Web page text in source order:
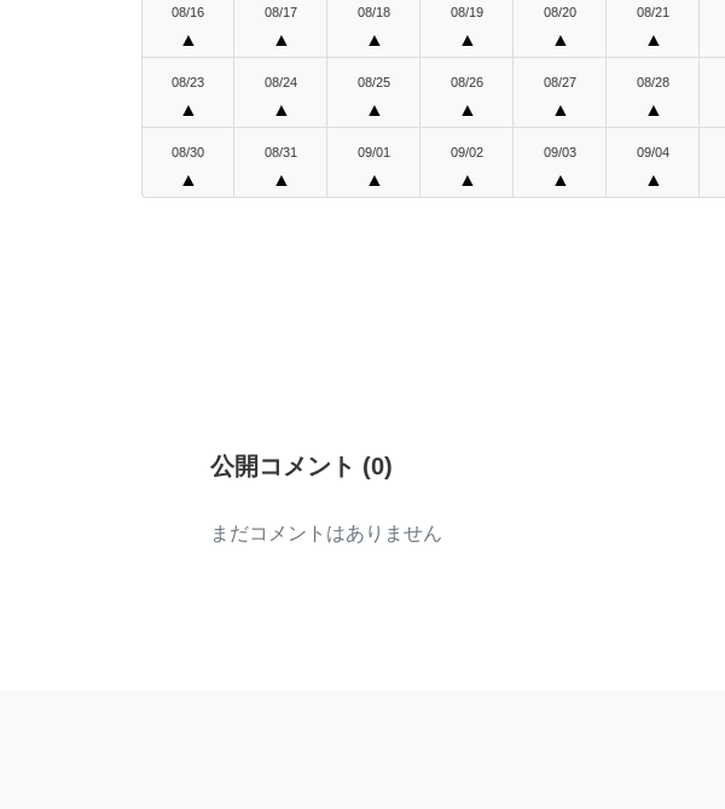
08/16
▲
08/17
▲
08/18
▲
08/19
▲
08/20
▲
08/21
▲
08/23
▲
08/24
▲
08/25
▲
08/26
▲
08/27
▲
08/28
▲
08/30
▲
08/31
▲
09/01
▲
09/02
▲
09/03
▲
09/04
▲
公開コメント (0)
まだコメントはありません